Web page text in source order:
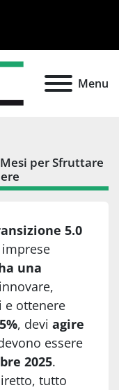
Menu
per Sfruttare
5.0
imprese
una
e ottenere
, devi agire
essere
2025.
tutto